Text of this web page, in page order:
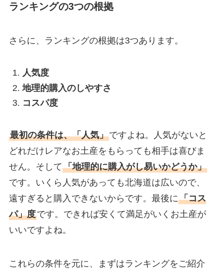
ランキングの3つの根拠
さらに、ランキングの根拠は3つあります。
人気度
地理的購入のしやすさ
コスパ度
最初の条件は、「人気」ですよね。人気がないと
どれだけレアなお土産をもらっても相手は喜びま
せん。そして「地理的に購入がし易いかどうか」
です。いくら人気があっても北海道は広いので、
遠すぎると購入できないからです。最後に「コス
パ」度です。できれば安くて満足がいくお土産が
いいですよね。
これらの条件を元に、まずはランキングをご紹介